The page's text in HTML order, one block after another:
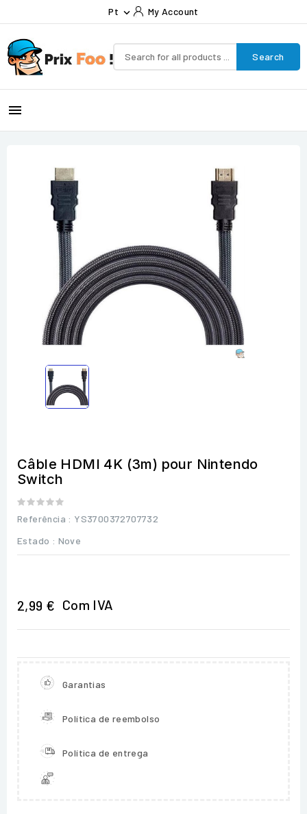
Pt  My Account
Search

Câble HDMI 4K (3m) pour Nintendo
Switch
Referência : YS3700372707732
Estado : Nove
2,99 € Com IVA
Garantias
Política de reembolso
Política de entrega